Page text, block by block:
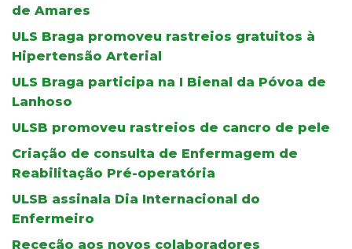
de Amares
ULS Braga promoveu rastreios gratuitos à
Hipertensão Arterial
ULS Braga participa na I Bienal da Póvoa de
Lanhoso
ULSB promoveu rastreios de cancro de pele
Criação de consulta de Enfermagem de
Reabilitação Pré-operatória
ULSB assinala Dia Internacional do
Enfermeiro
Receção aos novos colaboradores